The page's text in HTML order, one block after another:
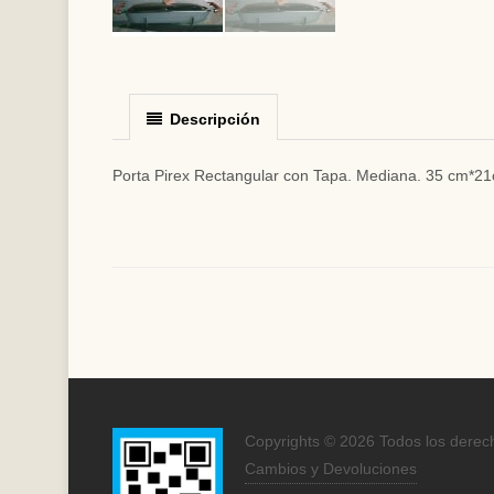
Descripción
Porta Pirex Rectangular con Tapa. Mediana. 35
Copyrights © 2026 Todos los
Cambios y Devoluciones